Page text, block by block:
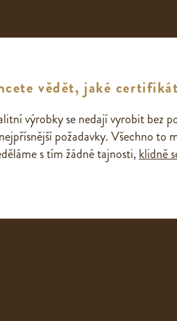
vědět, jaké
výrobky se nedají vyrobit bez
požadavky. Všechno to
s tím žádné tajnosti,klidně